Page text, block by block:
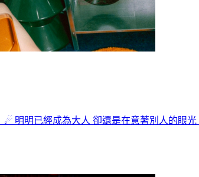
明已經成為大人 卻還是在意著別人的眼